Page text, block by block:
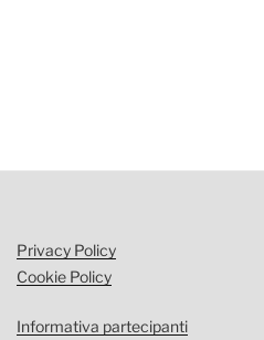
Privacy Policy
Cookie Policy
Informativa partecipanti